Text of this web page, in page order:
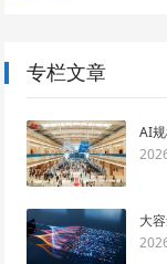
专栏文章
AI
大